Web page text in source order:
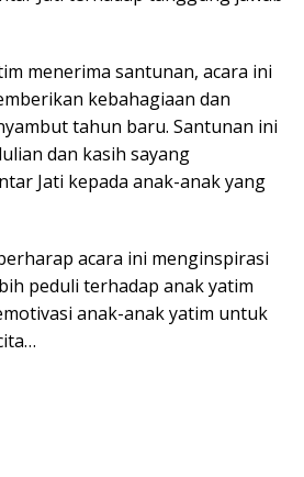
menerima santunan, acara ini
kebahagiaan dan
tahun baru. Santunan ini
dan kasih sayang
Jati kepada anak-anak yang
acara ini menginspirasi
peduli terhadap anak yatim
anak-anak yatim untuk